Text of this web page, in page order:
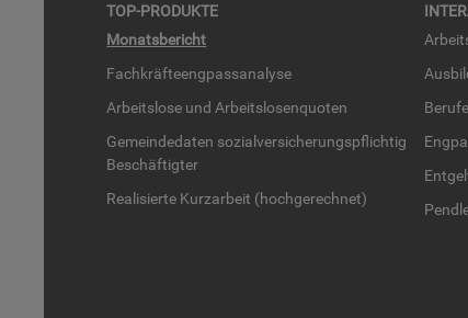
TOP-PRO­DUK­TE
Mo­nats­be­richt
Fach­kräf­te­eng­pass­ana­ly­se
Ar­beits­lo­se und Ar­beits­lo­sen­quo­ten
Ge­mein­de­da­ten so­zi­al­ver­si­che­rungs­pflich­tig
Be­schäf­tig­ter
Rea­li­sier­te Kurz­ar­beit (hoch­ge­rech­net)